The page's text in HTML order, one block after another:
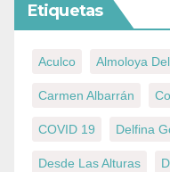
Etiquetas
Aculco Almoloya
Carmen Albarrán
COVID 19 Delfina
Desde Las Alturas